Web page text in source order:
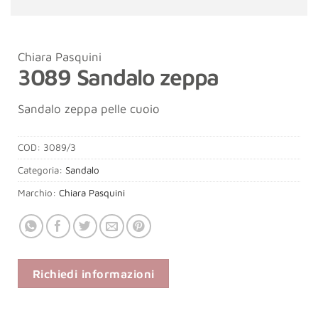
Chiara Pasquini
3089 Sandalo zeppa
Sandalo zeppa pelle cuoio
COD: 3089/3
Categoria: Sandalo
Marchio: Chiara Pasquini
Richiedi informazioni